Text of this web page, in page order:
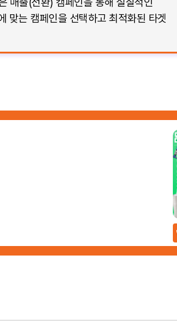
맞는 캠페인을 선택하고 최적화된 타겟